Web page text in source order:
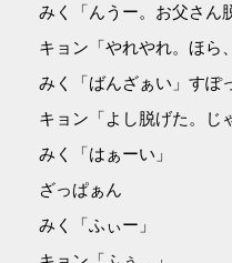
みく「んうー。お父さん
キョン「やれやれ。ほら
みく「ばんざぁい」すぽ
キョン「よし脱げた。じ
みく「はぁーい」
ざっぱぁん
みく「ふぃー」